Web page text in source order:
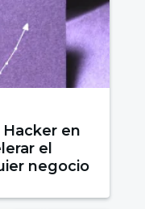
en
el
negocio